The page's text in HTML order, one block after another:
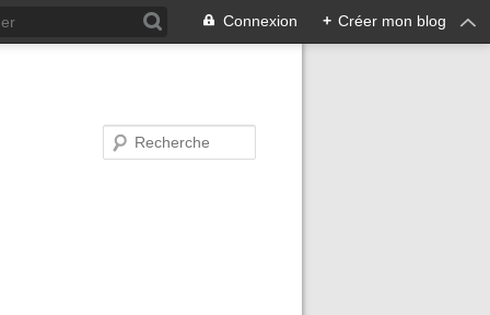
Connexion + Créer mon blog